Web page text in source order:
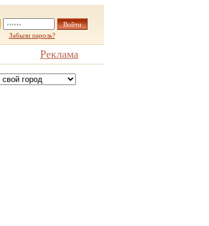
Забыли пароль?
Реклама